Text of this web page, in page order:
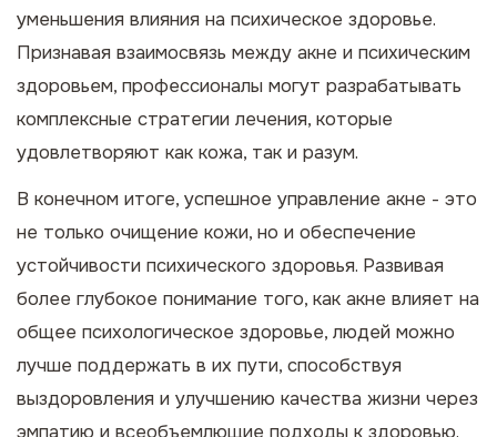
уменьшения влияния на психическое здоровье.
Признавая взаимосвязь между акне и психическим
здоровьем, профессионалы могут разрабатывать
комплексные стратегии лечения, которые
удовлетворяют как кожа, так и разум.
В конечном итоге, успешное управление акне - это
не только очищение кожи, но и обеспечение
устойчивости психического здоровья. Развивая
более глубокое понимание того, как акне влияет на
общее психологическое здоровье, людей можно
лучше поддержать в их пути, способствуя
выздоровления и улучшению качества жизни через
эмпатию и всеобъемлющие подходы к здоровью.